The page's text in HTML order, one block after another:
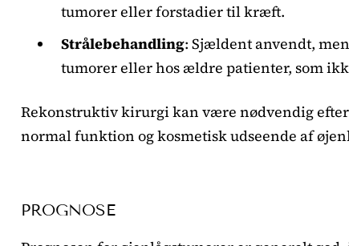
tumorer eller forstadier til kræft.
Strålebehandling: Sjældent anvendt,
tumorer eller hos ældre patienter, som
Rekonstruktiv kirurgi kan være nødvendig
normal funktion og kosmetisk udseende af
PROGNOSE